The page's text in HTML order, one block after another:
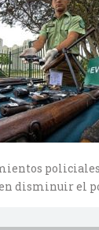
disminuir el